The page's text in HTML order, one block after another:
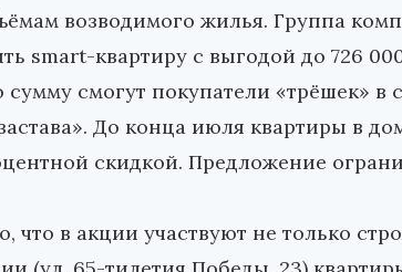
возводимого жилья. Группа
smart-квартиру с выгодой до 726
смогут покупатели «трёшек»
До конца июля квартиры в
скидкой. Предложение
что в акции участвуют не только